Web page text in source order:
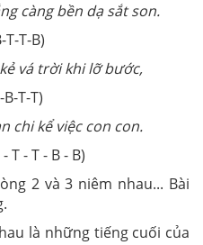
càng bền dạ sắt son.
T-T-B)
vá trời khi lỡ bước,
T-T)
chi kể việc con con.
T - T - B - B)
2 và 3 niêm nhau... Bài
là những tiếng cuối của